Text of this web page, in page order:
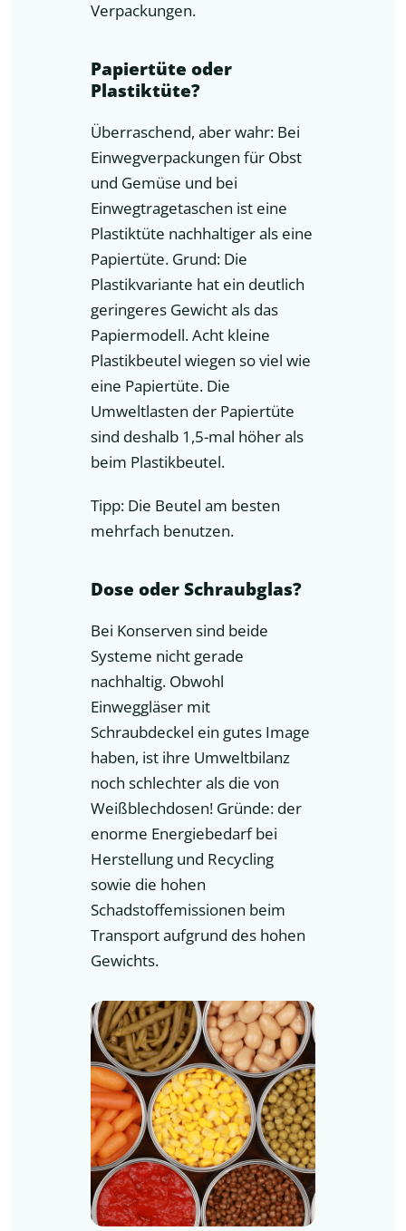
Verpackungen.
Papiertüte oder
Plastiktüte?
Überraschend, aber wahr: Bei
Einwegverpackungen für Obst
und Gemüse und bei
Einwegtragetaschen ist eine
Plastiktüte nachhaltiger als eine
Papiertüte. Grund: Die
Plastikvariante hat ein deutlich
geringeres Gewicht als das
Papiermodell. Acht kleine
Plastikbeutel wiegen so viel wie
eine Papiertüte. Die
Umweltlasten der Papiertüte
sind deshalb 1,5-mal höher als
beim Plastikbeutel.
Tipp: Die Beutel am besten
mehrfach benutzen.
Dose oder Schraubglas?
Bei Konserven sind beide
Systeme nicht gerade
nachhaltig. Obwohl
Einweggläser mit
Schraubdeckel ein gutes Image
haben, ist ihre Umweltbilanz
noch schlechter als die von
Weißblechdosen! Gründe: der
enorme Energiebedarf bei
Herstellung und Recycling
sowie die hohen
Schadstoffemissionen beim
Transport aufgrund des hohen
Gewichts.